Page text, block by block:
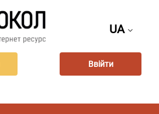
UA
Ввійти